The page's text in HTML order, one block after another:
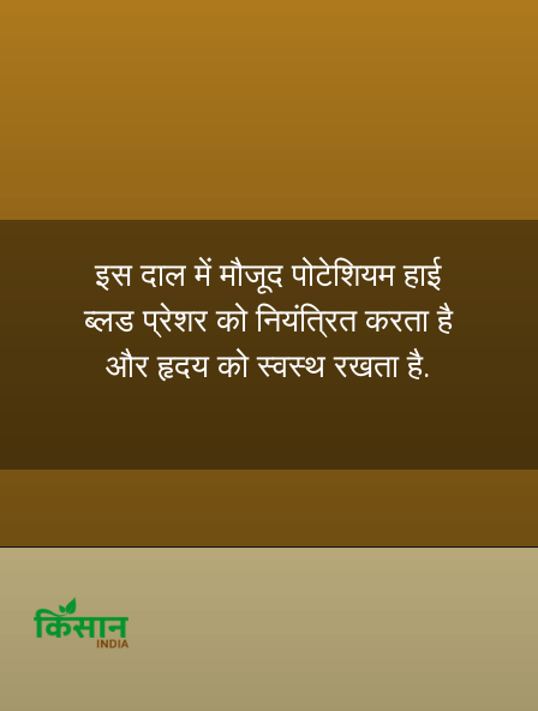
इस दाल में मौजूद पोटेशियम हाई
ब्लड प्रेशर को नियंत्रित करता है
और हृदय को स्वस्थ रखता है.